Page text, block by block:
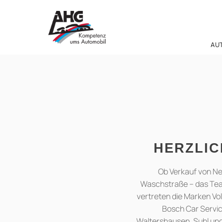
Ob Verkauf von
Waschstraße – das
vertreten die Marken
Bosch Car